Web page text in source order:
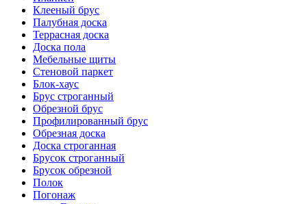
Клееный брус
Палубная доска
Террасная доска
Доска пола
Мебельные щиты
Стеновой паркет
Блок-хаус
Брус строганный
Обрезной брус
Профилированный брус
Обрезная доска
Доска строганная
Брусок строганный
Брусок обрезной
Полок
Погонаж